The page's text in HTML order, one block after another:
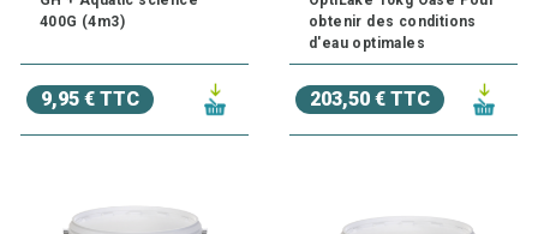
400G (4m3)
9,95 € TTC
obtenir des conditions
d'eau optimales
203,50 € TTC